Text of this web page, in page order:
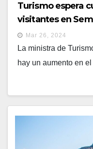
Turismo espera
visitantes en
Mar 26, 2024
La ministra de
hay un aumento en